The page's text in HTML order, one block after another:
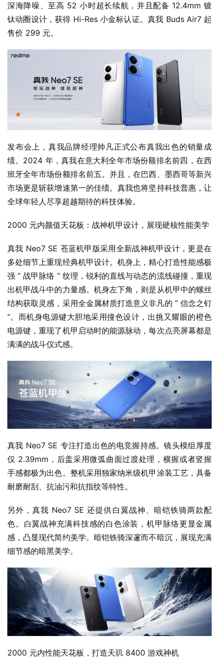
深海降噪、至高 52 小时超长续航，并且配备 12.4mm 镀
钛动圈设计，获得 Hi-Res 小金标认证。真我 Buds Air7 起
售价 299 元。
发布会上，真我品牌经理帅凡正式公布真我出色的销量成
绩。2024 年，真我在意大利全年市场份额排名前四，在西
班牙全年市场份额排名前五。并且，在巴西、墨西哥等新兴
市场更是斩获增速第一的佳绩。真我也将坚持科技普惠，让
全球年轻人尽享超越期待的科技体验。
2000 元内颜值天花板：战神机甲设计，展现硬核性能美学
真我 Neo7 SE 苍蓝机甲版采用全新战神机甲设计，更是在
多处细节上重现经典机甲设计。机身上，精心打造性能感极
强 ” 战甲脉络 ” 纹理，锐利的直线与动态的流线碰撞，重现
出机甲战斗中的力量感。机身左下角，则是从机甲中的螺丝
结构获取灵感，采用全金属材质打造意义非凡的 ” 信念之钉
“。而机身电源键大胆地采用撞色设计，出挑又耀眼的橙色
电源键，重现了机甲启动时的能源脉动，每次点亮屏幕都是
满满的战斗仪式感。
真我 Neo7 SE 专注打造出色的电竞握持感。镜头模组厚度
仅 2.39mm，后盖采用微弧曲面过渡处理，横握或者竖握
手感都极为出色。整机采用独家纳米级机甲涂装工艺，具备
耐磨耐刮、抗油污和抗指纹等特性。
另外，真我 Neo7 SE 还提供白翼战神、暗铠铁骑两款配
色。白翼战神充满科技感的白色涂装，机甲脉络更显金属
感，凸显现代简约美学。暗铠铁骑深邃而不暗沉，展现充满
细节感的暗黑美学。
2000 元内性能天花板，打造天玑 8400 游戏神机